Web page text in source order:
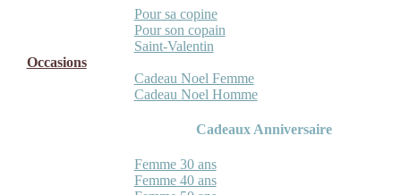
Pour sa copine
Pour son copain
Saint-Valentin
Occasions
Cadeau Noel Femme
Cadeau Noel Homme
Cadeaux Anniversaire
Femme 30 ans
Femme 40 ans